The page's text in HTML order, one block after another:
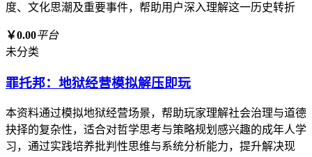
度、文化思潮及重要事件，帮助用户深入理解这一历史转折
￥0.00平台
未分类
罪托邦：地狱经营模拟解压即玩
本资料通过模拟地狱经营场景，帮助玩家理解社会治理与道德
抉择的复杂性，适合对哲学思考与策略规划感兴趣的成年人学
习，通过实践培养批判性思维与系统分析能力，提升解决现